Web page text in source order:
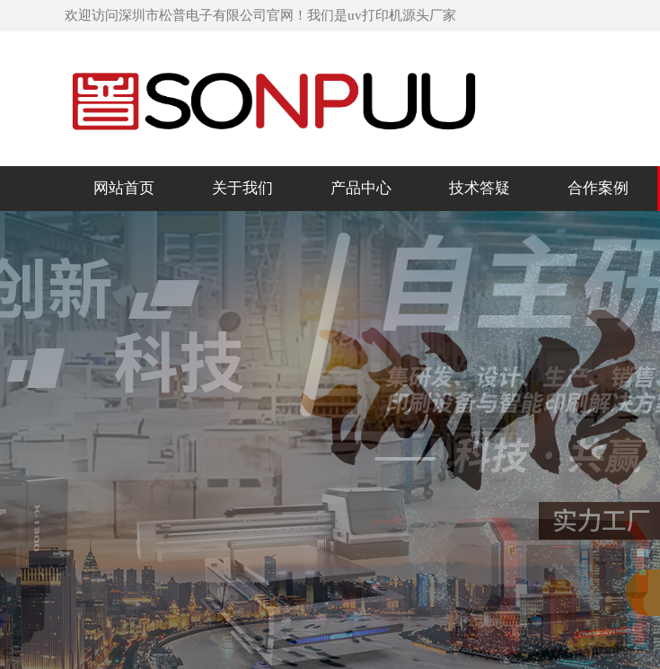
欢迎访问深圳市松普电子有限公司官网！我们是uv打印机源头厂家
网站首页 关于我们 产品中心 技术答疑 合作案例